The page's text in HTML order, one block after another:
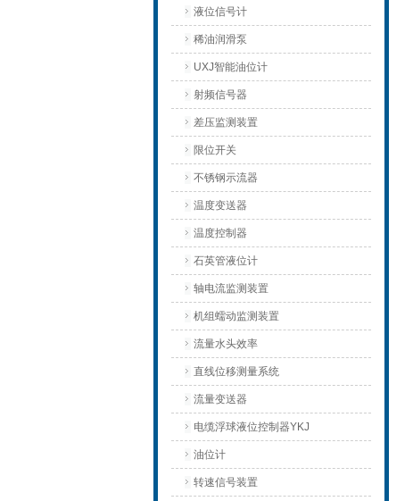
液位信号计
稀油润滑泵
UXJ智能油位计
射频信号器
差压监测装置
限位开关
不锈钢示流器
温度变送器
温度控制器
石英管液位计
轴电流监测装置
机组蠕动监测装置
流量水头效率
直线位移测量系统
流量变送器
电缆浮球液位控制器YKJ
油位计
转速信号装置